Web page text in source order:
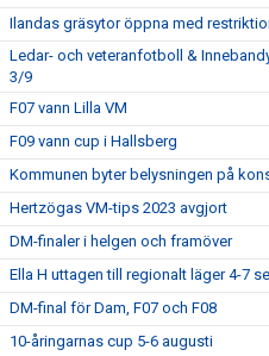
Ilandas gräsytor öppna med
Ledar- och veteranfotboll &
3/9
F07 vann Lilla VM
F09 vann cup i Hallsberg
Kommunen byter belysningen på
Hertzögas VM-tips 2023 avgjort
DM-finaler i helgen och framöver
Ella H uttagen till regionalt läger 4-7
DM-final för Dam, F07 och F08
10-åringarnas cup 5-6 augusti